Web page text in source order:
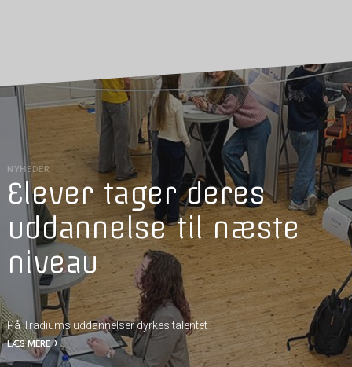
NYHEDER
Elever tager deres
uddannelse til næste
niveau
På Tradiums uddannelser dyrkes talentet
LÆS MERE